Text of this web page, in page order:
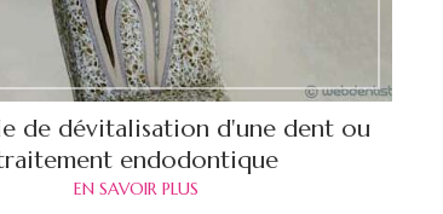
de dévitalisation d'une dent ou
endodontique
EN SAVOIR PLUS